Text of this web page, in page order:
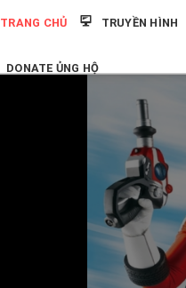
TRANG CHỦ TRUYỀN HÌNH
DONATE ỦNG HỘ